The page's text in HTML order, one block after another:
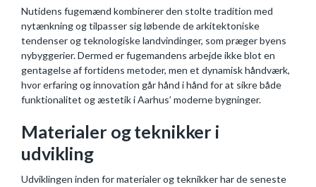
Nutidens fugemænd kombinerer den stolte tradition med
nytænkning og tilpasser sig løbende de arkitektoniske
tendenser og teknologiske landvindinger, som præger byens
nybyggerier. Dermed er fugemandens arbejde ikke blot en
gentagelse af fortidens metoder, men et dynamisk håndværk,
hvor erfaring og innovation går hånd i hånd for at sikre både
funktionalitet og æstetik i Aarhus’ moderne bygninger.
Materialer og teknikker i
udvikling
Udviklingen inden for materialer og teknikker har de seneste